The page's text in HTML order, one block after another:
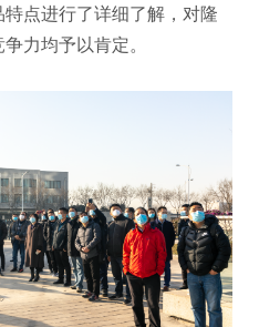
点进行了详细了解，对隆
力均予以肯定。